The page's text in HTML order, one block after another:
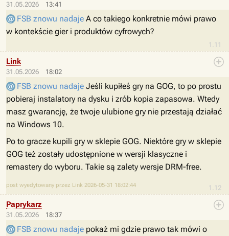
31.05.2026 13:41
1.11
FSB znowu nadaje A co takiego konkretnie mówi prawo
w kontekście gier i produktów cyfrowych?
31.05.2026 18:02
1.12
Link
FSB znowu nadaje Jeśli kupiłeś gry na GOG, to po prostu
pobieraj instalatory na dysku i zrób kopia zapasowa. Wtedy
masz gwarancję, że twoje ulubione gry nie przestają działać
na Windows 10.
Po to gracze kupili gry w sklepie GOG. Niektóre gry w sklepie
GOG też zostały udostępnione w wersji klasyczne i
remastery do wyboru. Takie są zalety wersje DRM-free.
post wyedytowany przez Link 2026-05-31 18:02:44
31.05.2026 18:37
Paprykarz
FSB znowu nadaje pokaż mi gdzie prawo tak mówi o